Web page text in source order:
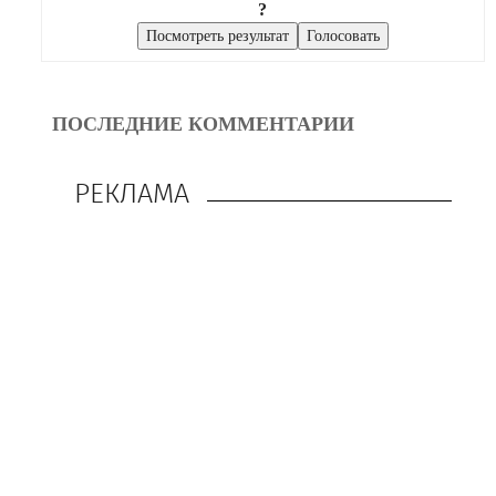
?
ПОСЛЕДНИЕ КОММЕНТАРИИ
РЕКЛАМА